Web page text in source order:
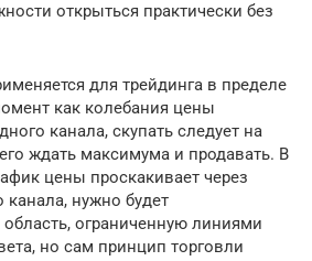
открыться практически без
для трейдинга в пределе
как колебания цены
канала, скупать следует на
ждать максимума и продавать. В
цены проскакивает через
канала, нужно будет
ограниченную линиями
но сам принцип торговли